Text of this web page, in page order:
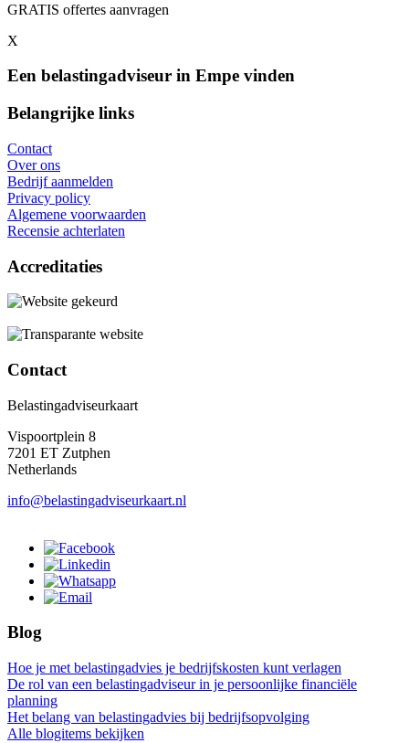
GRATIS offertes aanvragen
X
Een belastingadviseur in Empe vinden
Belangrijke links
Contact
Over ons
Bedrijf aanmelden
Privacy policy
Algemene voorwaarden
Recensie achterlaten
Accreditaties
Contact
Belastingadviseurkaart
Vispoortplein 8
7201 ET Zutphen
Netherlands
info@belastingadviseurkaart.nl
Blog
Hoe je met belastingadvies je bedrijfskosten kunt verlagen
De rol van een belastingadviseur in je persoonlijke financiële
planning
Het belang van belastingadvies bij bedrijfsopvolging
Alle blogitems bekijken